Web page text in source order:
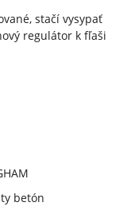
stačí vysypať
regulátor k fľaši
betón